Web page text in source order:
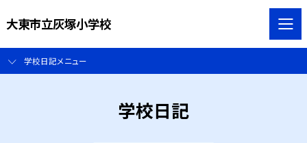
大東市立灰塚小学校
学校日記メニュー
学校日記